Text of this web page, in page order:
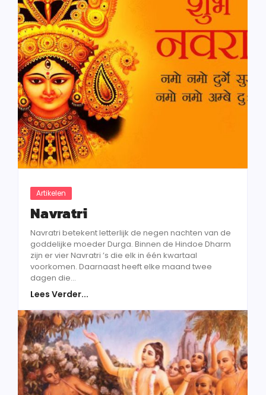
Artikelen
Navratri
Navratri betekent letterlijk de negen nachten van de
goddelijke moeder Durga. Binnen de Hindoe Dharm
zijn er vier Navratri ’s die elk in één kwartaal
voorkomen. Daarnaast heeft elke maand twee
dagen die...
Lees Verder...